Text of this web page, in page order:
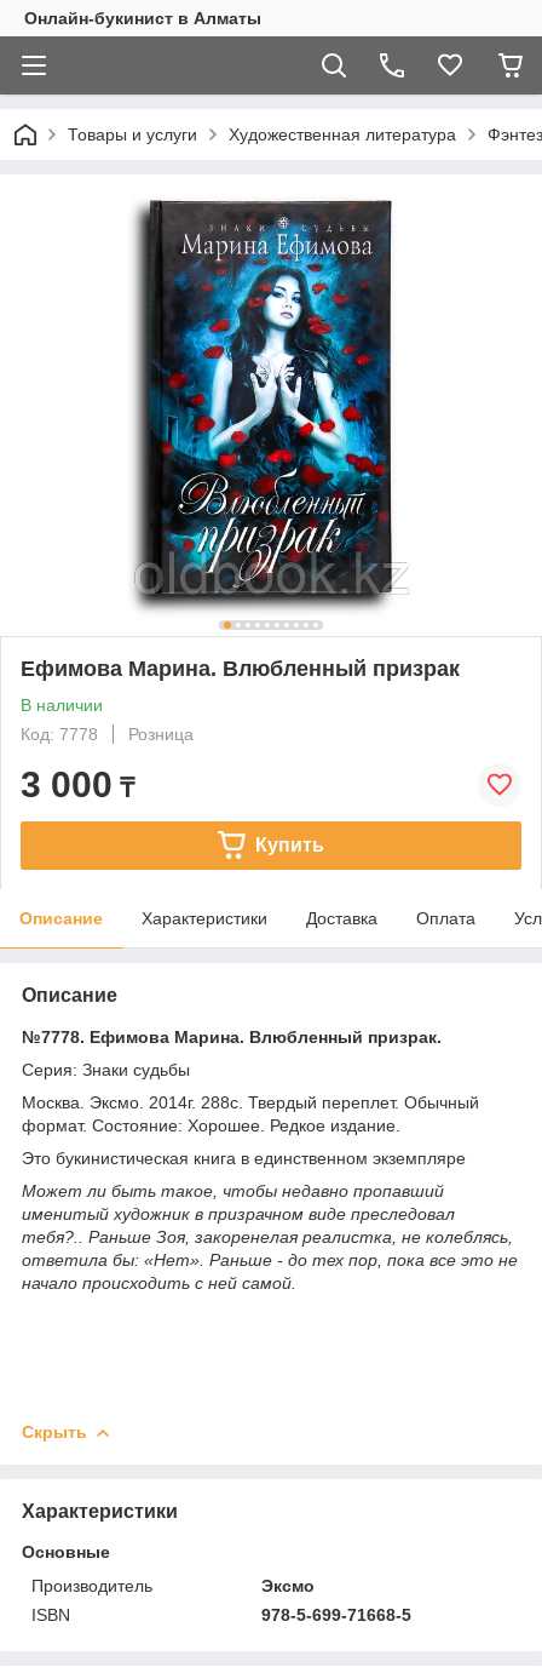
Онлайн-букинист в Алматы
Товары и услуги Художественная литература
Ефимова Марина. Влюбленный призрак
В наличии
Код: 7778
Розница
3 000 ₸
Купить
Описание Характеристики Доставка Оплата
Описание
№7778. Ефимова Марина. Влюбленный призрак.
Серия: Знаки судьбы
Москва. Эксмо. 2014г. 288с. Твердый переплет. Обычный
формат. Состояние: Хорошее. Редкое издание.
Это букинистическая книга в единственном экземпляре
Может ли быть такое, чтобы недавно пропавший
именитый художник в призрачном виде преследовал
тебя?.. Раньше Зоя, закоренелая реалистка, не колеблясь,
ответила бы: «Нет». Раньше - до тех пор, пока все это не
начало происходить с ней самой.
Скрыть
Характеристики
Основные
Производитель
Эксмо
ISBN
978-5-699-71668-5